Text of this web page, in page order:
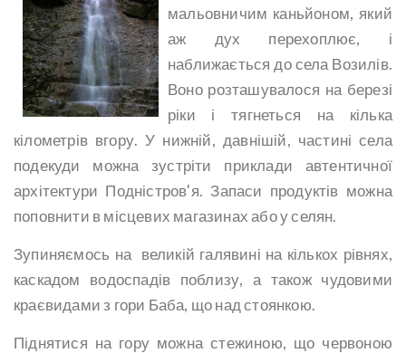
мальовничим каньйоном, який
аж дух перехоплює, і
наближається до села Возилів.
Воно розташувалося на березі
ріки і тягнеться на кілька
кілометрів вгору. У нижній, давнішій, частині села
подекуди можна зустріти приклади автентичної
архітектури Подністров'я. Запаси продуктів можна
поповнити в місцевих магазинах або у селян.
Зупиняємось на великій галявині на кількох рівнях,
каскадом водоспадів поблизу, а також чудовими
краєвидами з гори Баба, що над стоянкою.
Піднятися на гору можна стежиною, що червоною